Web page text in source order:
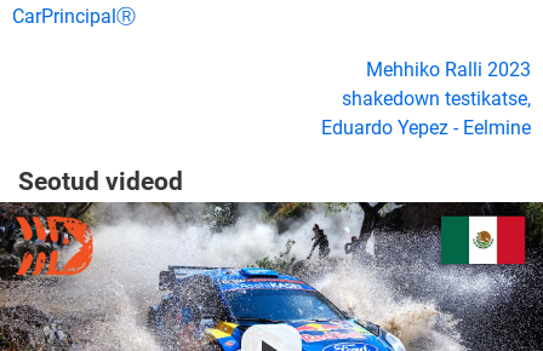
CarPrincipalⓇ
Mehhiko Ralli 2023
shakedown testikatse,
Eduardo Yepez - Eelmine
Seotud videod